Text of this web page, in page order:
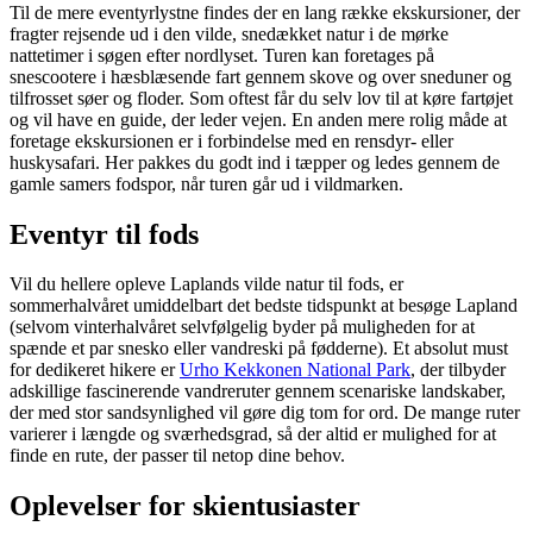
Til de mere eventyrlystne findes der en lang række ekskursioner, der
fragter rejsende ud i den vilde, snedækket natur i de mørke
nattetimer i søgen efter nordlyset. Turen kan foretages på
snescootere i hæsblæsende fart gennem skove og over sneduner og
tilfrosset søer og floder. Som oftest får du selv lov til at køre fartøjet
og vil have en guide, der leder vejen. En anden mere rolig måde at
foretage ekskursionen er i forbindelse med en rensdyr- eller
huskysafari. Her pakkes du godt ind i tæpper og ledes gennem de
gamle samers fodspor, når turen går ud i vildmarken.
Eventyr til fods
Vil du hellere opleve Laplands vilde natur til fods, er
sommerhalvåret umiddelbart det bedste tidspunkt at besøge Lapland
(selvom vinterhalvåret selvfølgelig byder på muligheden for at
spænde et par snesko eller vandreski på fødderne). Et absolut must
for dedikeret hikere erUrho Kekkonen National Park, der tilbyder
adskillige fascinerende vandreruter gennem scenariske landskaber,
der med stor sandsynlighed vil gøre dig tom for ord. De mange ruter
varierer i længde og sværhedsgrad, så der altid er mulighed for at
finde en rute, der passer til netop dine behov.
Oplevelser for skientusiaster